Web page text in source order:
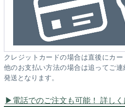
クレジットカードの場合は直後にカー
他のお支払い方法の場合は追ってご連
発送となります。
電話でのご注文も可能！ 詳し